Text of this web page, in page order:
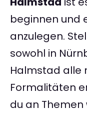
beginnen und
anzulegen.
sowohl in
Halmstad alle
Formalitäten
du an